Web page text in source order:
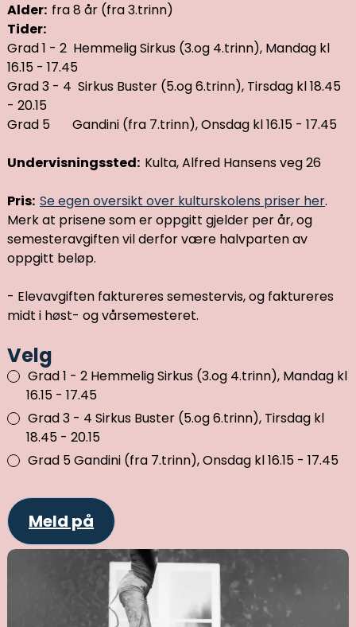
Alder: fra 8 år (fra 3.trinn)
Tider:
Grad 1 - 2 Hemmelig Sirkus (3.og 4.trinn), Mandag kl
16.15 - 17.45
Grad 3 - 4 Sirkus Buster (5.og 6.trinn), Tirsdag kl 18.45
- 20.15
Grad 5 Gandini (fra 7.trinn), Onsdag kl 16.15 - 17.45
Undervisningssted: Kulta, Alfred Hansens veg 26
Pris: Se egen oversikt over kulturskolens priser her.
Merk at prisene som er oppgitt gjelder per år, og
semesteravgiften vil derfor være halvparten av
oppgitt beløp.
- Elevavgiften faktureres semestervis, og faktureres
midt i høst- og vårsemesteret.
Velg
Grad 1 - 2 Hemmelig Sirkus (3.og 4.trinn), Mandag kl
16.15 - 17.45
Grad 3 - 4 Sirkus Buster (5.og 6.trinn), Tirsdag kl
18.45 - 20.15
Grad 5 Gandini (fra 7.trinn), Onsdag kl 16.15 - 17.45
Meld på